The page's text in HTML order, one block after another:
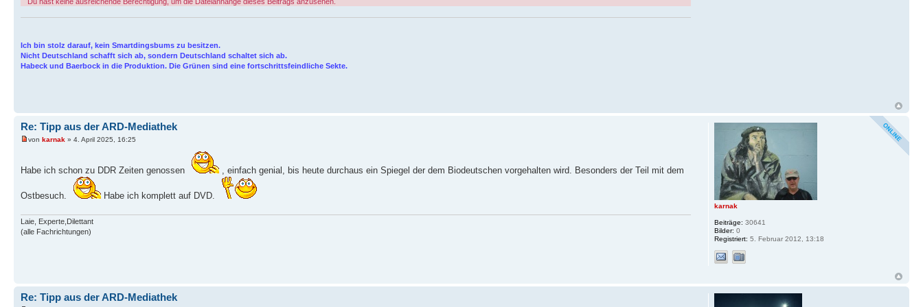
Ich bin stolz darauf, kein Smartdingsbums zu besitzen.
Nicht Deutschland schafft sich ab, sondern Deutschland schaltet sich ab.
Habeck und Baerbock in die Produktion. Die Grünen sind eine fortschrittsfeindliche Sekte.
Re: Tipp aus der ARD-Mediathek
von karnak » 4. April 2025, 16:25
Habe ich schon zu DDR Zeiten genossen , einfach genial, bis heute durchaus ein Spiegel der dem Biodeutschen vorgehalten wird. Besonders der Teil mit dem
Ostbesuch. Habe ich komplett auf DVD.
Laie, Experte,Dilettant
(alle Fachrichtungen)
karnak
Beiträge: 30641
Bilder: 0
Registriert: 5. Februar 2012, 13:18
Re: Tipp aus der ARD-Mediathek